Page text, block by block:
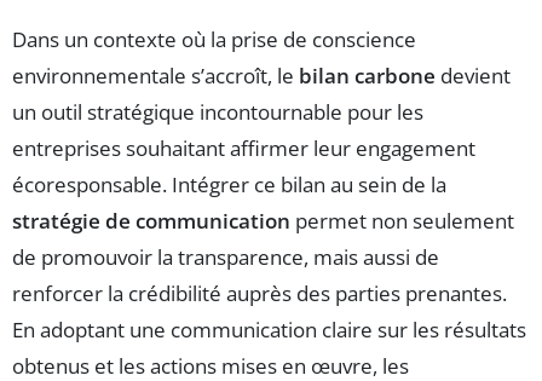
Dans un contexte où la prise de conscience
environnementale s’accroît, le bilan carbone devient
un outil stratégique incontournable pour les
entreprises souhaitant affirmer leur engagement
écoresponsable. Intégrer ce bilan au sein de la
stratégie de communication permet non seulement
de promouvoir la transparence, mais aussi de
renforcer la crédibilité auprès des parties prenantes.
En adoptant une communication claire sur les résultats
obtenus et les actions mises en œuvre, les